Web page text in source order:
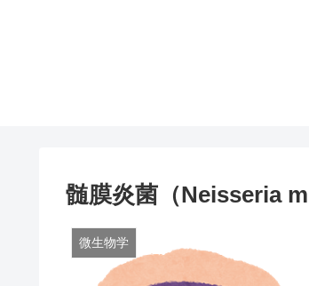
髄膜炎菌（Neisseria
微生物学